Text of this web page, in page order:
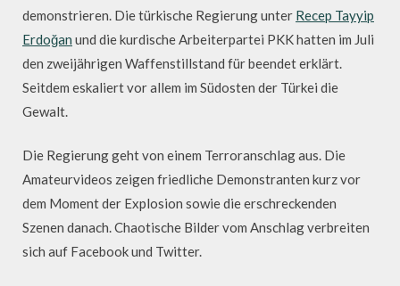
demonstrieren. Die türkische Regierung unter Recep Tayyip
Erdoğan und die kurdische Arbeiterpartei PKK hatten im Juli
den zweijährigen Waffenstillstand für beendet erklärt.
Seitdem eskaliert vor allem im Südosten der Türkei die
Gewalt.
Die Regierung geht von einem Terroranschlag aus. Die
Amateurvideos zeigen friedliche Demonstranten kurz vor
dem Moment der Explosion sowie die erschreckenden
Szenen danach. Chaotische Bilder vom Anschlag verbreiten
sich auf Facebook und Twitter.